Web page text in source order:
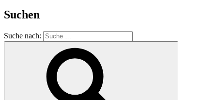
Suchen
Suche nach: